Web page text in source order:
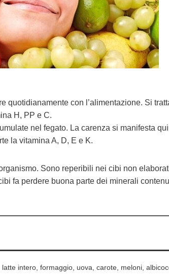
quotidianamente con l’alimentazione. Si
H, PP e C.
nel fegato. La carenza si manifesta
la vitamina A, D, E e K.
Sono reperibili nei cibi non
fa perdere buona parte dei minerali
intero, formaggio, uova, carote, meloni,